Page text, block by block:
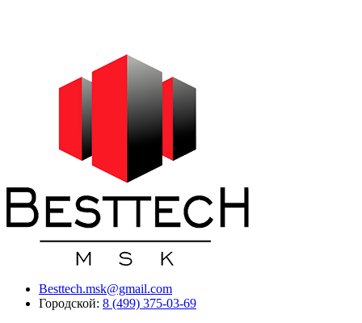
Besttech.msk@gmail.com
Городской: 8 (499) 375-03-69